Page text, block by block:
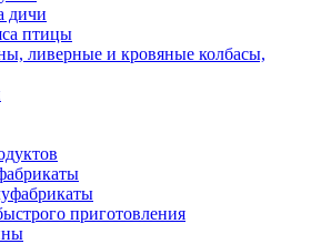
дичи
птицы
ливерные и кровяные колбасы,
приготовления